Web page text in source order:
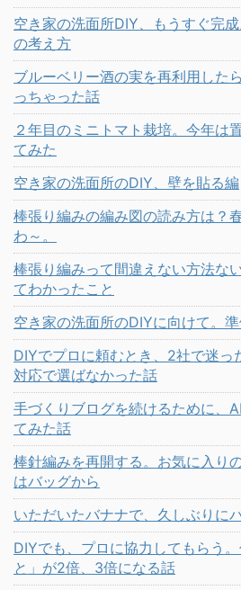
空き家の洗面所DIY、もうすぐ完
の考え方
ブルーベリー酒の実を再利用した
っちゃった話
２年目のミニトマト栽培。今年は
てみた
空き家の洗面所のDIY、壁を貼る編
棒張り編みの編み図の読み方は？
わ～。
棒張り編みって間違えない方法な
てわかったこと
空き家の洗面所のDIYに向けて。
DIYでプロに頼むとき、2社で迷っ
対応で選ばなかった話
手づくりブログを続けるために、
てみた話
棒針編みを再開する。お気に入り
はバッグから
いただいたバナナで、久しぶりに
DIYでも、プロに協力してもらう
と」が2倍、3倍になる話